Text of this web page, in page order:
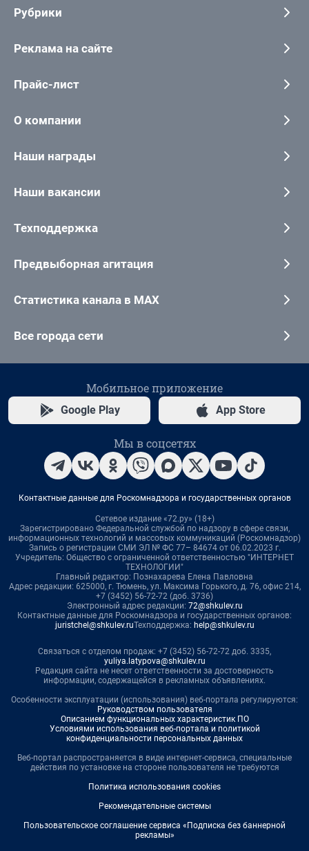
Рубрики
Реклама на сайте
Прайс-лист
О компании
Наши награды
Наши вакансии
Техподдержка
Предвыборная агитация
Статистика канала в MAX
Все города сети
Мобильное приложение
Google Play App Store
Мы в соцсетях
Контактные данные для Роскомнадзора и государственных органов
Сетевое издание «72.ру» (18+)
Зарегистрировано Федеральной службой по надзору в сфере связи,
информационных технологий и массовых коммуникаций (Роскомнадзор)
Запись о регистрации СМИ ЭЛ № ФС 77– 84674 от 06.02.2023 г.
Учредитель: Общество с ограниченной ответственностью "ИНТЕРНЕТ
ТЕХНОЛОГИИ"
Главный редактор: Познахарева Елена Павловна
Адрес редакции: 625000, г. Тюмень, ул. Максима Горького, д. 76, офис 214,
+7 (3452) 56-72-72 (доб. 3736)
Электронный адрес редакции: 72@shkulev.ru
Контактные данные для Роскомнадзора и государственных органов:
juristchel@shkulev.ruТехподдержка: help@shkulev.ru
Связаться с отделом продаж: +7 (3452) 56-72-72 доб. 3335,
yuliya.latypova@shkulev.ru
Редакция сайта не несет ответственности за достоверность
информации, содержащейся в рекламных объявлениях.
Особенности эксплуатации (использования) веб-портала регулируются:
Руководством пользователя
Описанием функциональных характеристик ПО
Условиями использования веб-портала и политикой
конфиденциальности персональных данных
Веб-портал распространяется в виде интернет-сервиса, специальные
действия по установке на стороне пользователя не требуются
Политика использования cookies
Рекомендательные системы
Пользовательское соглашение сервиса «Подписка без баннерной
рекламы»